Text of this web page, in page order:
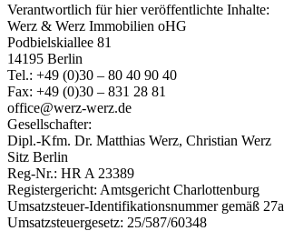
Verantwortlich für hier veröffentlichte Inhalte:
Werz & Werz Immobilien oHG
Podbielskiallee 81
14195 Berlin
Tel.: +49 (0)30 – 80 40 90 40
Fax: +49 (0)30 – 831 28 81
office@werz-werz.de
Gesellschafter:
Dipl.-Kfm. Dr. Matthias Werz, Christian Werz
Sitz Berlin
Reg-Nr.: HR A 23389
Registergericht: Amtsgericht Charlottenburg
Umsatzsteuer-Identifikationsnummer gemäß 27a
Umsatzsteuergesetz: 25/587/60348